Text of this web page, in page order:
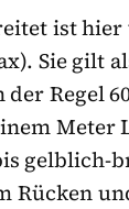
ist
Sie gilt
Regel
Meter
gelblich-
Rücken